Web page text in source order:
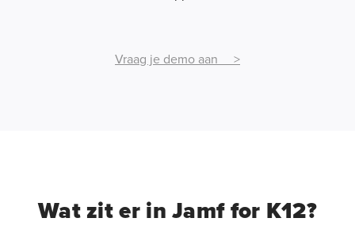
Vraag je demo aan >
Wat zit er in Jamf for K12?